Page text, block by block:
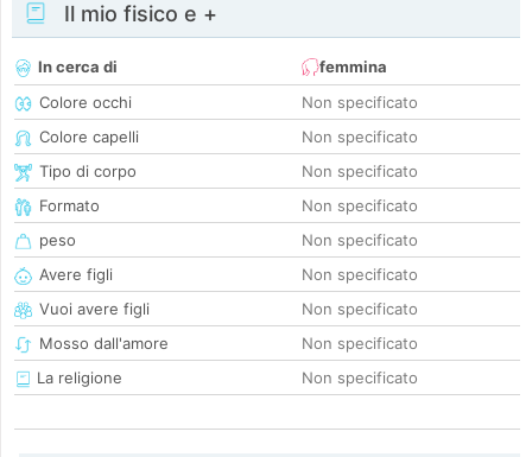
Il mio fisico e +
In cerca di
femmina
Colore occhi
Non specificato
Colore capelli
Non specificato
Tipo di corpo
Non specificato
Formato
Non specificato
peso
Non specificato
Avere figli
Non specificato
Vuoi avere figli
Non specificato
Mosso dall'amore
Non specificato
La religione
Non specificato